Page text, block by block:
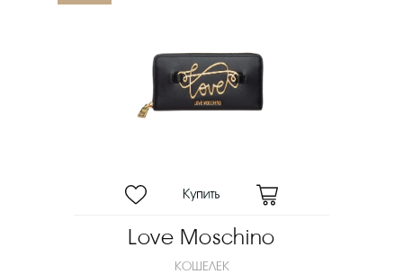
Love Moschino
КОШЕЛЕК